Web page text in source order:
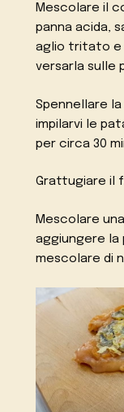
Mescolare il
panna acida,
aglio tritato e
versarla sulle
Spennellare
impilarvi le
per circa 30
Grattugiare il
Mescolare
aggiungere la
mescolare di